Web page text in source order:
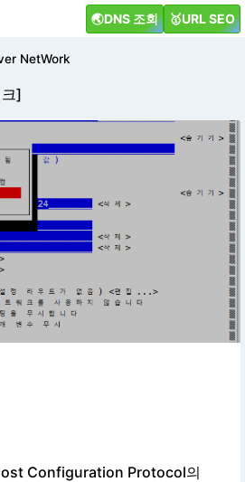
🌏DNS 조회 🥇URL SEO
NetWork
]
Configuration Protocol의